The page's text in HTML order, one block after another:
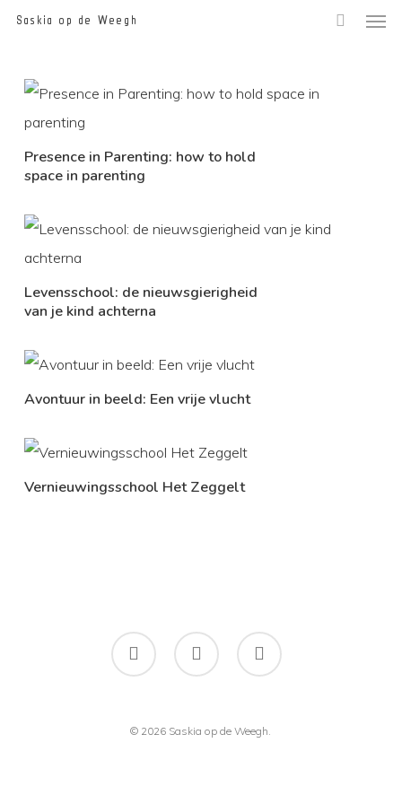
Skip
content
Saskia op de Weegh
Presence in Parenting: how to hold
space in parenting
Levensschool: de nieuwsgierigheid
van je kind achterna
Avontuur in beeld: Een vrije vlucht
Vernieuwingsschool Het Zeggelt
facebook instagram flickr
© 2026 Saskia op de Weegh.